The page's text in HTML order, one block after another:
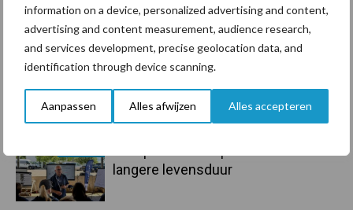
information on a device, personalized advertising and content,
advertising and content measurement, audience research,
and services development, precise geolocation data, and
identification through device scanning.
Aanpassen Alles afwijzen Alles accepteren
onderschatte risicofactor voor
mastitis
6 aug
ForFarmers ziet volume en
marktaandeel groeien in krimpende
Nederlandse markt
langere levensduur